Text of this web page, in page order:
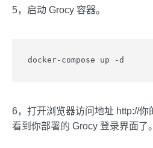
5，启动 Grocy 容器。
docker-compose up -d
6，打开浏览器访问地址 http://
看到你部署的 Grocy 登录界面了。